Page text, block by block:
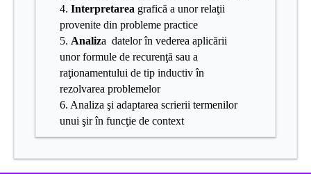
4. Interpretarea grafică a unor relaţii
provenite din probleme practice
5. Analiza datelor în vederea aplicării
unor formule de recurenţă sau a
raţionamentului de tip inductiv în
rezolvarea problemelor
6. Analiza şi adaptarea scrierii termenilor
unui şir în funcţie de context